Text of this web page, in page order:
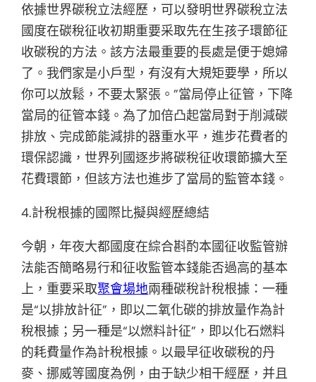
依據世界碳稅立法經歷，可以發明世界碳稅立法
國度在碳稅征收初期重要采取先在生孩子環節征
收碳稅的方法。該方法最重要的長處是便于媳婦
了。我們家是小戶型，有沒有大規矩要學，所以
你可以放鬆，不要太緊張。”當局停止征管，下降
當局的征管本錢。為了加倍凸起當局對于削減碳
排放、完成節能減排的器重水平，進步花費者的
環保認識，世界列國逐步將碳稅征收環節擴大至
花費環節，但該方法也進步了當局的監管本錢。
4.計稅根據的國際比擬與經歷總結
今朝，年夜大都國度在綜合斟酌本國征收監管辦
法能否簡略易行和征收監管本錢能否過高的基本
上，重要采取聚會場地兩種碳稅計稅根據：一種
是“以排放計征”，即以二氧化碳的排放量作為計
稅根據；另一種是“以燃料計征”，即以化石燃料
的耗費量作為計稅根據。以最早征收碳稅的丹
麥、挪威等國度為例，由于缺少相干經歷，并且